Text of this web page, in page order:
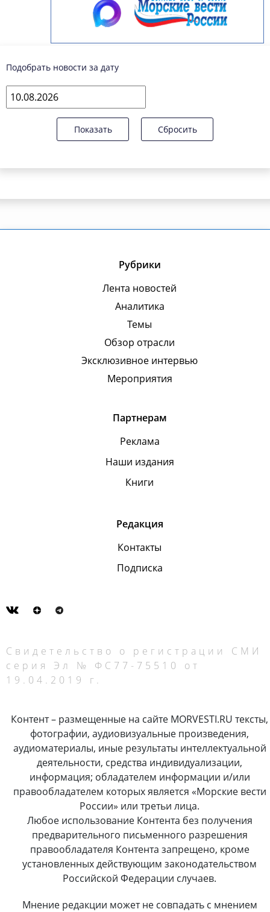
Подобрать новости за дату
Показать Сбросить
Рубрики
Лента новостей
Аналитика
Темы
Обзор отрасли
Эксклюзивное интервью
Мероприятия
Партнерам
Реклама
Наши издания
Книги
Редакция
Контакты
Подписка
Свидетельство о регистрации СМИ
серия Эл № ФС77-75510 от
19.04.2019 г.
Контент – размещенные на сайте MORVESTI.RU тексты,
фотографии, аудиовизуальные произведения,
аудиоматериалы, иные результаты интеллектуальной
деятельности, средства индивидуализации,
информация; обладателем информации и/или
правообладателем которых является «Морские вести
России» или третьи лица.
Любое использование Контента без получения
предварительного письменного разрешения
правообладателя Контента запрещено, кроме
установленных действующим законодательством
Российской Федерации случаев.
Мнение редакции может не совпадать с мнением